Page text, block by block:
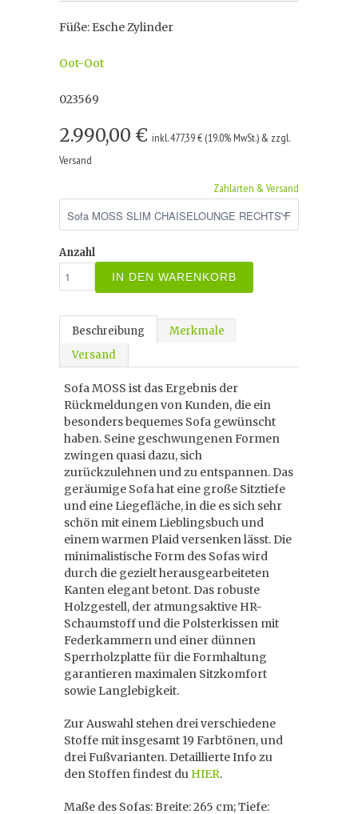
Füße: Esche Zylinder
Oot-Oot
023569
2.990,00 € inkl. 477,39 € (19.0% MwSt.) & zzgl.
Versand
Zahlarten & Versand
Anzahl
IN DEN WARENKORB
Beschreibung
Merkmale
Versand
Sofa MOSS ist das Ergebnis der
Rückmeldungen von Kunden, die ein
besonders bequemes Sofa gewünscht
haben. Seine geschwungenen Formen
zwingen quasi dazu, sich
zurückzulehnen und zu entspannen. Das
geräumige Sofa hat eine große Sitztiefe
und eine Liegefläche, in die es sich sehr
schön mit einem Lieblingsbuch und
einem warmen Plaid versenken lässt. Die
minimalistische Form des Sofas wird
durch die gezielt herausgearbeiteten
Kanten elegant betont. Das robuste
Holzgestell, der atmungsaktive HR-
Schaumstoff und die Polsterkissen mit
Federkammern und einer dünnen
Sperrholzplatte für die Formhaltung
garantieren maximalen Sitzkomfort
sowie Langlebigkeit.
Zur Auswahl stehen drei verschiedene
Stoffe mit insgesamt 19 Farbtönen, und
drei Fußvarianten. Detaillierte Info zu
den Stoffen findest du HIER.
Maße des Sofas: Breite: 265 cm; Tiefe: